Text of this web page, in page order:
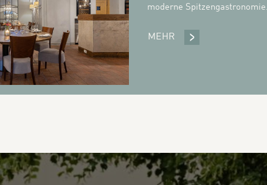
moderne Spitzengastronomie.
MEHR RESTAURANT